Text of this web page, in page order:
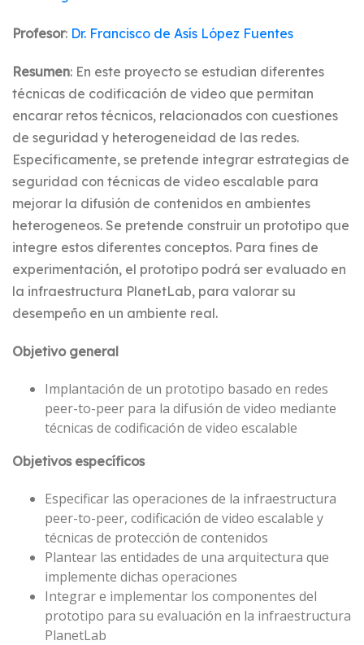
Profesor: Dr. Francisco de Asís López Fuentes
Resumen: En este proyecto se estudian diferentes
técnicas de codificación de video que permitan
encarar retos técnicos, relacionados con cuestiones
de seguridad y heterogeneidad de las redes.
Específicamente, se pretende integrar estrategias de
seguridad con técnicas de video escalable para
mejorar la difusión de contenidos en ambientes
heterogeneos. Se pretende construir un prototipo que
integre estos diferentes conceptos. Para fines de
experimentación, el prototipo podrá ser evaluado en
la infraestructura PlanetLab, para valorar su
desempeño en un ambiente real.
Objetivo general
Implantación de un prototipo basado en redes
peer-to-peer para la difusión de video mediante
técnicas de codificación de video escalable
Objetivos específicos
Especificar las operaciones de la infraestructura
peer-to-peer, codificación de video escalable y
técnicas de protección de contenidos
Plantear las entidades de una arquitectura que
implemente dichas operaciones
Integrar e implementar los componentes del
prototipo para su evaluación en la infraestructura
PlanetLab